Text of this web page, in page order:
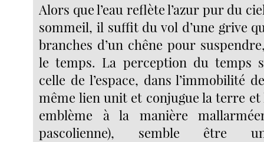
Alors que l’eau reflète l’azur pur du
sommeil, il suffit du vol d’une grive
branches d’un chêne pour
le temps. La perception du temps
celle de l’espace, dans l’immobilité
même lien unit et conjugue la terre
emblème à la manière
pascolienne), semble être